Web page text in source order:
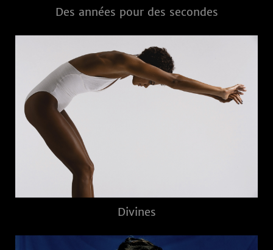
Des années pour des secondes
Divines